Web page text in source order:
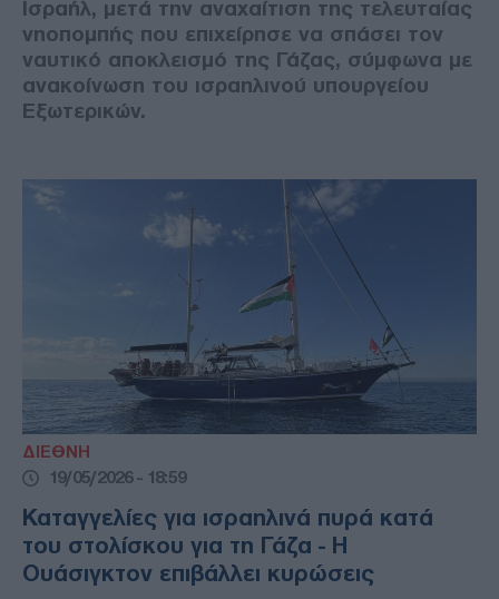
Ισραήλ, μετά την αναχαίτιση της τελευταίας
νηοπομπής που επιχείρησε να σπάσει τον
ναυτικό αποκλεισμό της Γάζας, σύμφωνα με
ανακοίνωση του ισραηλινού υπουργείου
Εξωτερικών.
ΔΙΕΘΝΗ
19/05/2026 - 18:59
Καταγγελίες για ισραηλινά πυρά κατά
του στολίσκου για τη Γάζα - Η
Ουάσιγκτον επιβάλλει κυρώσεις